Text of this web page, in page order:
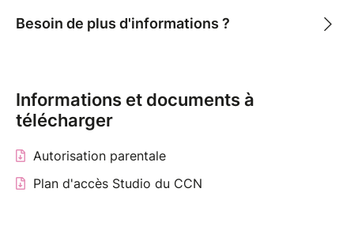
Mardi 25.08 : 9h30 - 13h (Mehdi Kerkouche) | 14h -
- 16h30 (MaMSoN - house)
Jeudi 27.08 : 9h30 - 13h (Mehdi Kerkouche) | 14h -
16h30 (Grichka - krump)
Vendredi 28.08 : 9h30 - 13h (Mehdi Kerkouche) | 14h
- 16h30 (Grâce Tala - rolento)
Besoin de plus d'informations ?
Informations et documents à
télécharger
Autorisation parentale
Plan d'accès Studio du CCN